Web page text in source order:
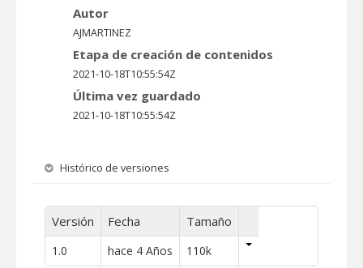
Autor
AJMARTINEZ
Etapa de creación de contenidos
2021-10-18T10:55:54Z
Última vez guardado
2021-10-18T10:55:54Z
Histórico de versiones
Versión Fecha Tamaño
1.0 hace 4 Años 110k